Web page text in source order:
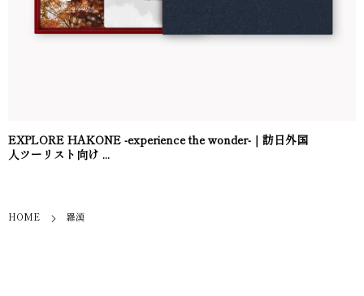
EXPLORE HAKONE -experience the wonder-｜訪日外国
人ツーリスト向け ...
HOME 羅漢